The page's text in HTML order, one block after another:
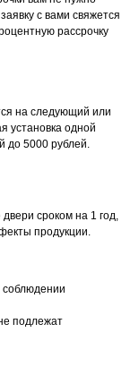
с вами свяжется
рассрочку
на следующий или
установка одной
до 5000 рублей.
сроком на 1 год,
продукции.
соблюдении
подлежат